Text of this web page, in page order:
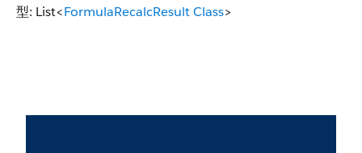
型: List<FormulaRecalcResult Class>